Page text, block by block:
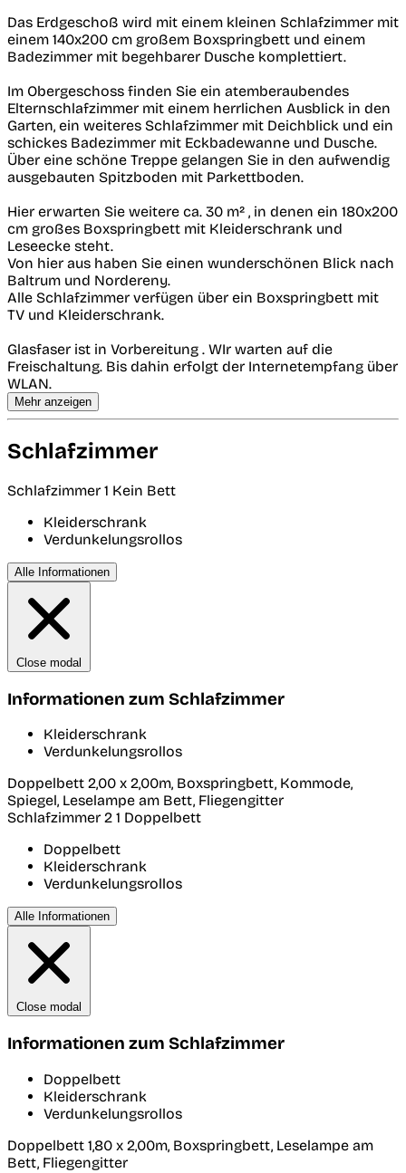
Das Erdgeschoß wird mit einem kleinen Schlafzimmer mit
einem 140x200 cm großem Boxspringbett und einem
Badezimmer mit begehbarer Dusche komplettiert.
Im Obergeschoss finden Sie ein atemberaubendes
Elternschlafzimmer mit einem herrlichen Ausblick in den
Garten, ein weiteres Schlafzimmer mit Deichblick und ein
schickes Badezimmer mit Eckbadewanne und Dusche.
Über eine schöne Treppe gelangen Sie in den aufwendig
ausgebauten Spitzboden mit Parkettboden.
Hier erwarten Sie weitere ca. 30 m² , in denen ein 180x200
cm großes Boxspringbett mit Kleiderschrank und
Leseecke steht.
Von hier aus haben Sie einen wunderschönen Blick nach
Baltrum und Nordereny.
Alle Schlafzimmer verfügen über ein Boxspringbett mit
TV und Kleiderschrank.
Glasfaser ist in Vorbereitung . WIr warten auf die
Freischaltung. Bis dahin erfolgt der Internetempfang über
WLAN.
Mehr anzeigen
Schlafzimmer
Schlafzimmer 1 Kein Bett
Kleiderschrank
Verdunkelungsrollos
Alle Informationen
Close modal
Informationen zum Schlafzimmer
Kleiderschrank
Verdunkelungsrollos
Doppelbett 2,00 x 2,00m, Boxspringbett, Kommode,
Spiegel, Leselampe am Bett, Fliegengitter
Schlafzimmer 2 1 Doppelbett
Doppelbett
Kleiderschrank
Verdunkelungsrollos
Alle Informationen
Close modal
Informationen zum Schlafzimmer
Doppelbett
Kleiderschrank
Verdunkelungsrollos
Doppelbett 1,80 x 2,00m, Boxspringbett, Leselampe am
Bett, Fliegengitter